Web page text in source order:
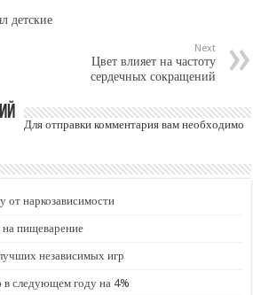
детские
Next
Цвет влияет на частоту
сердечных сокращений
Для отправки комментария вам необходимо
от наркозависимости
на пищеварение
независимых игр
следующем году на 4%